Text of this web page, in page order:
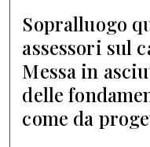
Sopralluogo
assessori sul
Messa in
delle
come da